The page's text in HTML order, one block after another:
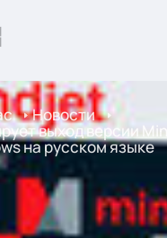
Новости
выход версии
на русском языке